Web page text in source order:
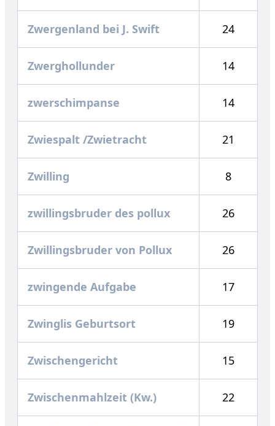
Zwergenland bei J. Swift 24
Zwerghollunder 14
zwerschimpanse 14
Zwiespalt /Zwietracht 21
Zwilling 8
zwillingsbruder des pollux 26
Zwillingsbruder von Pollux 26
zwingende Aufgabe 17
Zwinglis Geburtsort 19
Zwischengericht 15
Zwischenmahlzeit (Kw.) 22